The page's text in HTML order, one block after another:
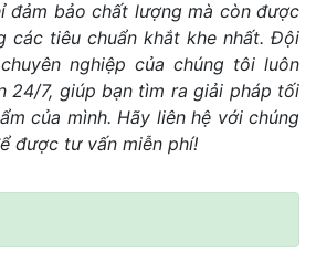
đảm bảo chất lượng mà còn được
các tiêu chuẩn khắt khe nhất. Đội
nghiệp của chúng tôi luôn
24/7, giúp bạn tìm ra giải pháp tối
của mình. Hãy liên hệ với chúng
được tư vấn miễn phí!